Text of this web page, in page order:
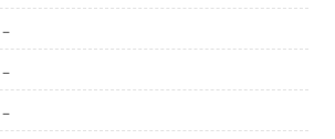
－
－
－